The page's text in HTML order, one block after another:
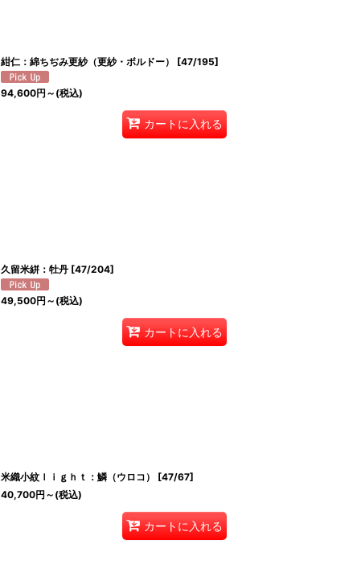
紺仁：綿ちぢみ更紗（更紗・ボルドー） [47/195]
94,600円 ～ (税込)
カートに入れる
久留米絣：牡丹 [47/204]
49,500円 ～ (税込)
カートに入れる
米織小紋ｌｉｇｈｔ：鱗（ウロコ） [47/67]
40,700円 ～ (税込)
カートに入れる